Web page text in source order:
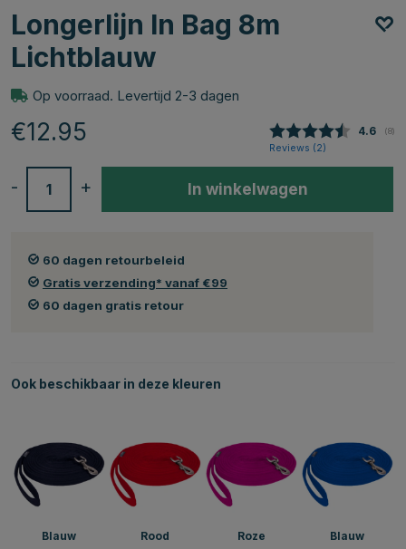
Longerlijn In Bag 8m
Lichtblauw
Op voorraad. Levertijd 2-3 dagen
€12.95 4.6 (8)
Reviews (2)
+
- In winkelwagen
60 dagen retourbeleid
Gratis verzending* vanaf €99
60 dagen gratis retour
Ook beschikbaar in deze kleuren
Blauw Rood Roze Blauw